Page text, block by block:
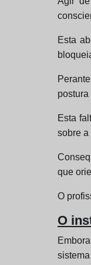
Esta
Esta
sobre a
que
O
O